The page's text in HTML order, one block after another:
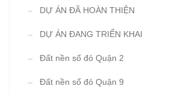
DỰ ÁN ĐÃ HOÀN THIỆN
DỰ ÁN ĐANG TRIỂN KHAI
Đất nền sổ đỏ Quận 2
Đất nền sổ đỏ Quận 9